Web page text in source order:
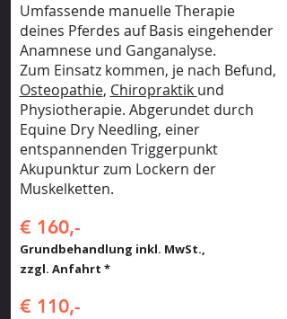
Umfassende manuelle Therapie
deines Pferdes auf Basis eingehender
Anamnese und Ganganalyse.
Zum Einsatz kommen, je nach Befund,
Osteopathie, Chiropraktik und
Physiotherapie. Abgerundet durch
Equine Dry Needling, einer
entspannenden Triggerpunkt
Akupunktur zum Lockern der
Muskelketten.
€ 160,-
Grundbehandlung inkl. MwSt.,
zzgl. Anfahrt *
€ 110,-